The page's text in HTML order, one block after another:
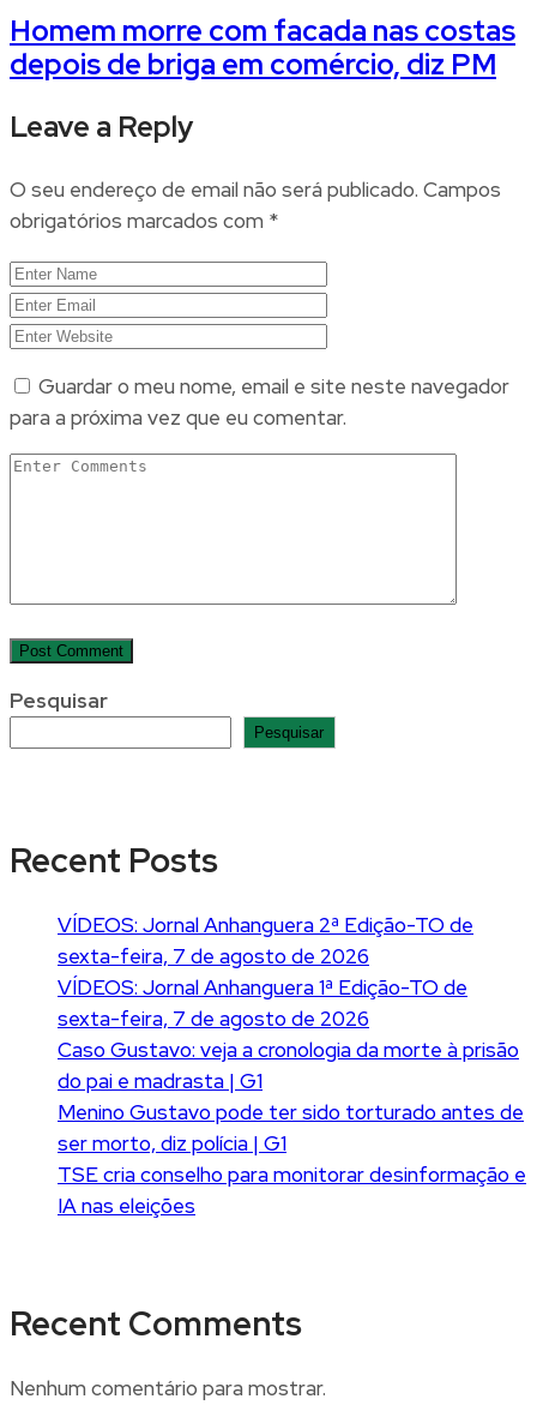
Homem morre com facada nas costas
depois de briga em comércio, diz PM
Leave a Reply
O seu endereço de email não será publicado. Campos
obrigatórios marcados com *
Guardar o meu nome, email e site neste navegador
para a próxima vez que eu comentar.
Pesquisar
Pesquisar
Recent Posts
VÍDEOS: Jornal Anhanguera 2ª Edição-TO de
sexta-feira, 7 de agosto de 2026
VÍDEOS: Jornal Anhanguera 1ª Edição-TO de
sexta-feira, 7 de agosto de 2026
Caso Gustavo: veja a cronologia da morte à prisão
do pai e madrasta | G1
Menino Gustavo pode ter sido torturado antes de
ser morto, diz polícia | G1
TSE cria conselho para monitorar desinformação e
IA nas eleições
Recent Comments
Nenhum comentário para mostrar.